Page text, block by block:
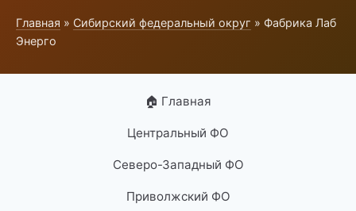
Главная » Сибирский федеральный округ » Фабрика Лаб
Энерго
🏠 Главная
Центральный ФО
Северо-Западный ФО
Приволжский ФО